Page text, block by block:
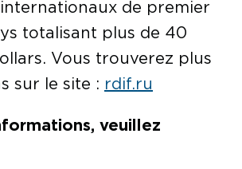
de premier
totalisant plus de 40
Vous trouverez plus
sur le site : rdif.ru
veuillez